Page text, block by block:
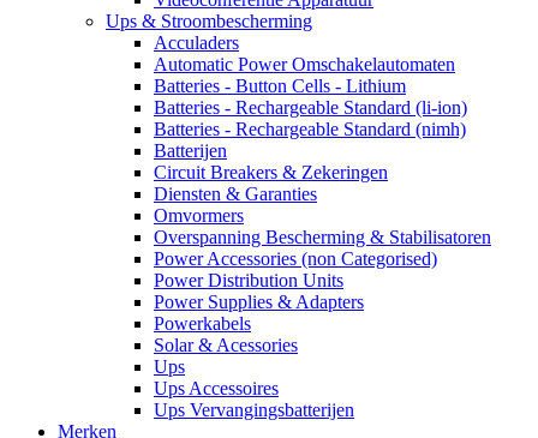
Ups & Stroombescherming
Acculaders
Automatic Power Omschakelautomaten
Batteries - Button Cells - Lithium
Batteries - Rechargeable Standard (li-ion)
Batteries - Rechargeable Standard (nimh)
Batterijen
Circuit Breakers & Zekeringen
Diensten & Garanties
Omvormers
Overspanning Bescherming & Stabilisatoren
Power Accessories (non Categorised)
Power Distribution Units
Power Supplies & Adapters
Powerkabels
Solar & Acessories
Ups
Ups Accessoires
Ups Vervangingsbatterijen
Merken